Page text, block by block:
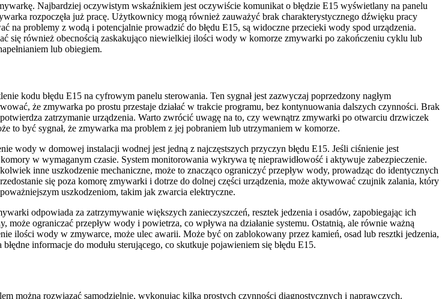
Najbardziej oczywistym wskaźnikiem jest oczywiście komunikat o błędzie E15 wyświetlany na panelu
rozpoczęła już pracę. Użytkownicy mogą również zauważyć brak charakterystycznego dźwięku pracy
problemy z wodą i potencjalnie prowadzić do błędu E15, są widoczne przecieki wody spod urządzenia.
się również obecnością zaskakująco niewielkiej ilości wody w komorze zmywarki po zakończeniu cyklu lub
lub obiegiem.
kodu błędu E15 na cyfrowym panelu sterowania. Ten sygnał jest zazwyczaj poprzedzony nagłym
że zmywarka po prostu przestaje działać w trakcie programu, bez kontynuowania dalszych czynności. Brak
zatrzymanie urządzenia. Warto zwrócić uwagę na to, czy wewnątrz zmywarki po otwarciu drzwiczek
to być sygnał, że zmywarka ma problem z jej pobraniem lub utrzymaniem w komorze.
wody w domowej instalacji wodnej jest jedną z najczęstszych przyczyn błędu E15. Jeśli ciśnienie jest
w wymaganym czasie. System monitorowania wykrywa tę nieprawidłowość i aktywuje zabezpieczenie.
inne uszkodzenie mechaniczne, może to znacząco ograniczyć przepływ wody, prowadząc do identycznych
się poza komorę zmywarki i dotrze do dolnej części urządzenia, może aktywować czujnik zalania, który
uszkodzeniom, takim jak zwarcia elektryczne.
odpowiada za zatrzymywanie większych zanieczyszczeń, resztek jedzenia i osadów, zapobiegając ich
ograniczać przepływ wody i powietrza, co wpływa na działanie systemu. Ostatnią, ale równie ważną
ilości wody w zmywarce, może ulec awarii. Może być on zablokowany przez kamień, osad lub resztki jedzenia,
informacje do modułu sterującego, co skutkuje pojawieniem się błędu E15.
można rozwiązać samodzielnie, wykonując kilka prostych czynności diagnostycznych i naprawczych.